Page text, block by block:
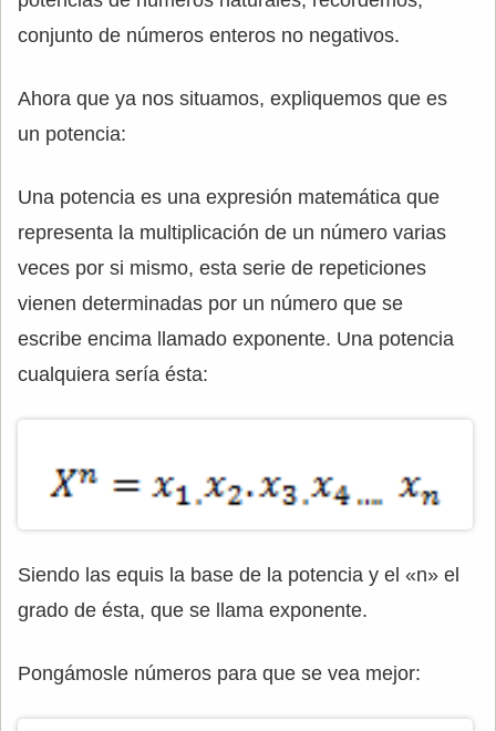
conjunto de números enteros no negativos.
Ahora que ya nos situamos, expliquemos que es
un potencia:
Una potencia es una expresión matemática que
representa la multiplicación de un número varias
veces por si mismo, esta serie de repeticiones
vienen determinadas por un número que se
escribe encima llamado exponente. Una potencia
cualquiera sería ésta:
Siendo las equis la base de la potencia y el «n» el
grado de ésta, que se llama exponente.
Pongámosle números para que se vea mejor: